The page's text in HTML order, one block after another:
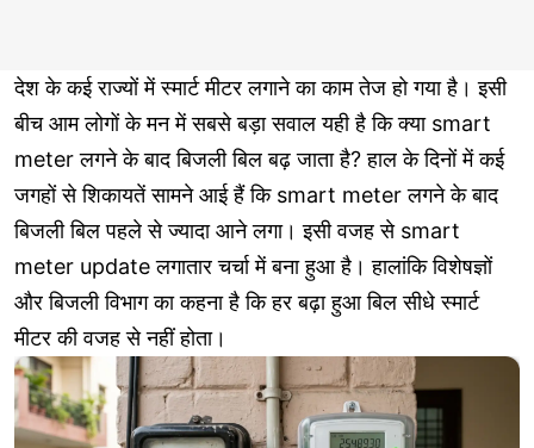
देश के कई राज्यों में स्मार्ट मीटर लगाने का काम तेज हो गया है। इसी
बीच आम लोगों के मन में सबसे बड़ा सवाल यही है कि क्या smart
meter लगने के बाद बिजली बिल बढ़ जाता है? हाल के दिनों में कई
जगहों से शिकायतें सामने आई हैं कि smart meter लगने के बाद
बिजली बिल पहले से ज्यादा आने लगा। इसी वजह से smart
meter update लगातार चर्चा में बना हुआ है। हालांकि विशेषज्ञों
और बिजली विभाग का कहना है कि हर बढ़ा हुआ बिल सीधे स्मार्ट
मीटर की वजह से नहीं होता।